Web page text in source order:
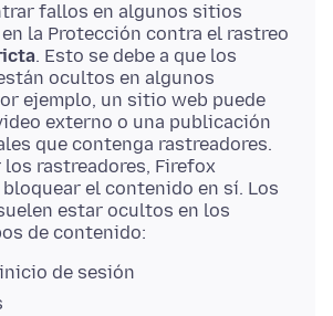
fallos en algunos sitios
la Protección contra el rastreo
. Esto se debe a que los
ocultos en algunos
ejemplo, un sitio web puede
externo o una publicación
que contenga rastreadores.
los rastreadores, Firefox
el contenido en sí. Los
estar ocultos en los
de contenido:
de sesión